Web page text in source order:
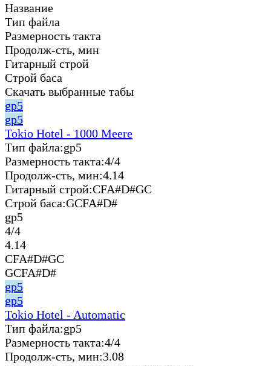
Название
Тип файла
Размерность такта
Продолж-сть, мин
Гитарный строй
Строй баса
Скачать выбранные табы
gp5
gp5
Tokio Hotel - 1000 Meere
Тип файла:gp5
Размерность такта:4/4
Продолж-сть, мин:4.14
Гитарный строй:CFA#D#GC
Строй баса:GCFA#D#
gp5
4/4
4.14
CFA#D#GC
GCFA#D#
gp5
gp5
Tokio Hotel - Automatic
Тип файла:gp5
Размерность такта:4/4
Продолж-сть, мин:3.08